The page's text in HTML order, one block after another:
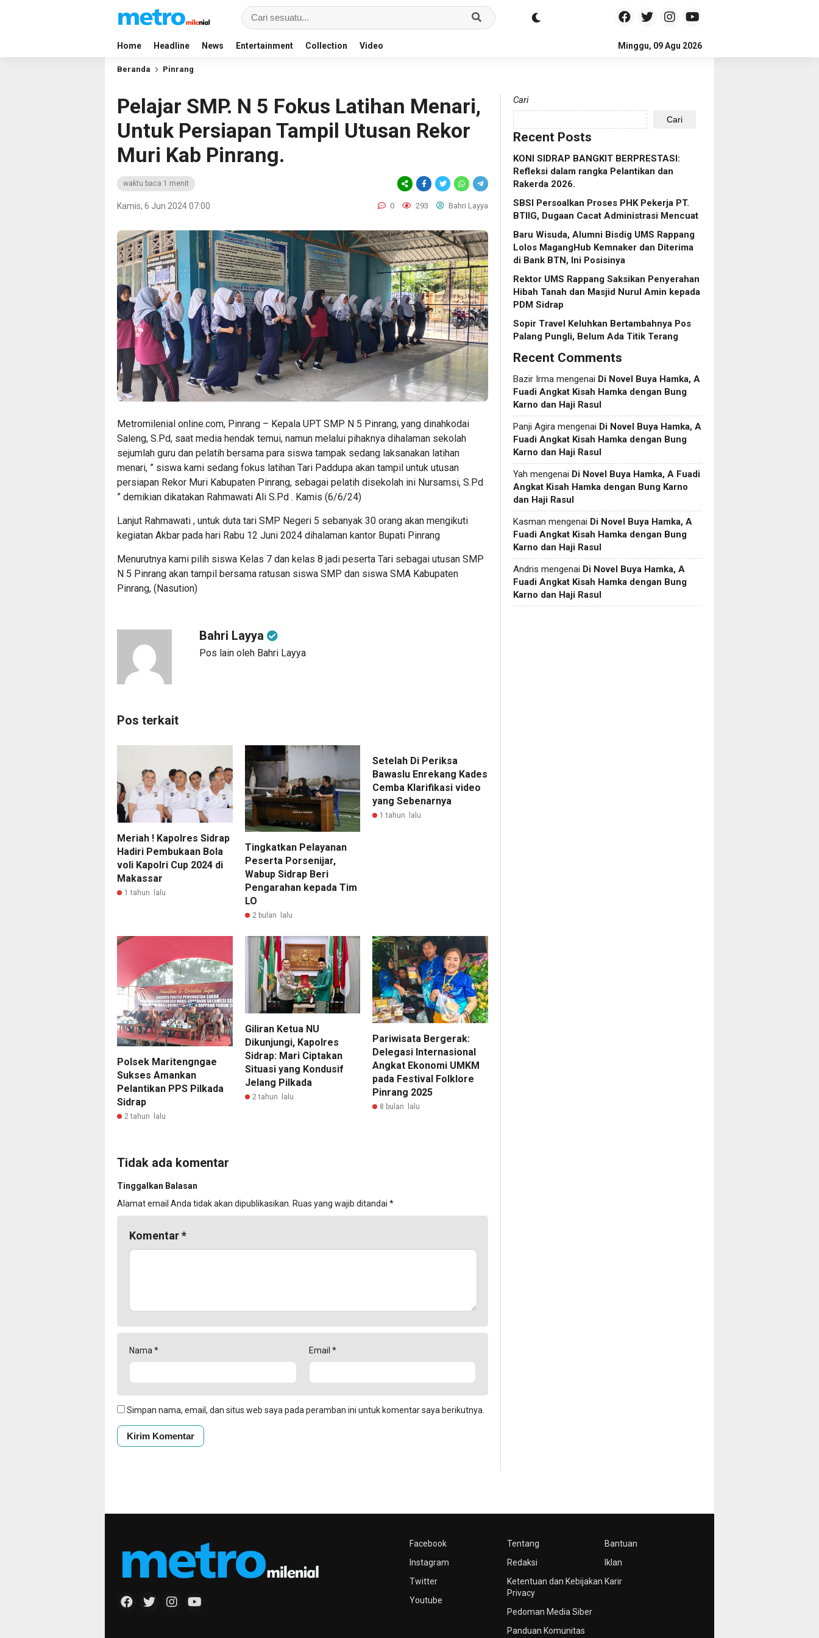
Home Headline News Entertainment Collection Video Minggu, 09 Agu 2026
Beranda Pinrang
Pelajar SMP. N 5 Fokus Latihan Menari,
Untuk Persiapan Tampil Utusan Rekor
Muri Kab Pinrang.
waktu baca 1 menit
Kamis, 6 Jun 2024 07:00 0 293 Bahri Layya
Metromilenial online.com, Pinrang – Kepala UPT SMP N 5 Pinrang, yang dinahkodai
Saleng, S.Pd, saat media hendak temui, namun melalui pihaknya dihalaman sekolah
sejumlah guru dan pelatih bersama para siswa tampak sedang laksanakan latihan
menari, ” siswa kami sedang fokus latihan Tari Paddupa akan tampil untuk utusan
persiapan Rekor Muri Kabupaten Pinrang, sebagai pelatih disekolah ini Nursamsi, S.Pd
” demikian dikatakan Rahmawati Ali S.Pd . Kamis (6/6/24)
Lanjut Rahmawati , untuk duta tari SMP Negeri 5 sebanyak 30 orang akan mengikuti
kegiatan Akbar pada hari Rabu 12 Juni 2024 dihalaman kantor Bupati Pinrang
Menurutnya kami pilih siswa Kelas 7 dan kelas 8 jadi peserta Tari sebagai utusan SMP
N 5 Pinrang akan tampil bersama ratusan siswa SMP dan siswa SMA Kabupaten
Pinrang, (Nasution)
Bahri Layya
Pos lain oleh Bahri Layya
Pos terkait
Meriah ! Kapolres Sidrap
Hadiri Pembukaan Bola
voli Kapolri Cup 2024 di
Makassar
1 tahun lalu
Tingkatkan Pelayanan
Peserta Porsenijar,
Wabup Sidrap Beri
Pengarahan kepada Tim
LO
2 bulan lalu
Setelah Di Periksa
Bawaslu Enrekang Kades
Cemba Klarifikasi video
yang Sebenarnya
1 tahun lalu
Polsek Maritengngae
Sukses Amankan
Pelantikan PPS Pilkada
Sidrap
2 tahun lalu
Giliran Ketua NU
Dikunjungi, Kapolres
Sidrap: Mari Ciptakan
Situasi yang Kondusif
Jelang Pilkada
2 tahun lalu
Pariwisata Bergerak:
Delegasi Internasional
Angkat Ekonomi UMKM
pada Festival Folklore
Pinrang 2025
8 bulan lalu
Tidak ada komentar
Tinggalkan Balasan
Alamat email Anda tidak akan dipublikasikan. Ruas yang wajib ditandai *
Komentar*
Nama * Email *
Simpan nama, email, dan situs web saya pada peramban ini untuk komentar saya berikutnya.
Cari
Cari
Recent Posts
KONI SIDRAP BANGKIT BERPRESTASI:
Refleksi dalam rangka Pelantikan dan
Rakerda 2026.
SBSI Persoalkan Proses PHK Pekerja PT.
BTIIG, Dugaan Cacat Administrasi Mencuat
Baru Wisuda, Alumni Bisdig UMS Rappang
Lolos MagangHub Kemnaker dan Diterima
di Bank BTN, Ini Posisinya
Rektor UMS Rappang Saksikan Penyerahan
Hibah Tanah dan Masjid Nurul Amin kepada
PDM Sidrap
Sopir Travel Keluhkan Bertambahnya Pos
Palang Pungli, Belum Ada Titik Terang
Recent Comments
Bazir Irma mengenai Di Novel Buya Hamka, A
Fuadi Angkat Kisah Hamka dengan Bung
Karno dan Haji Rasul
Panji Agira mengenai Di Novel Buya Hamka, A
Fuadi Angkat Kisah Hamka dengan Bung
Karno dan Haji Rasul
Yah mengenai Di Novel Buya Hamka, A Fuadi
Angkat Kisah Hamka dengan Bung Karno
dan Haji Rasul
Kasman mengenai Di Novel Buya Hamka, A
Fuadi Angkat Kisah Hamka dengan Bung
Karno dan Haji Rasul
Andris mengenai Di Novel Buya Hamka, A
Fuadi Angkat Kisah Hamka dengan Bung
Karno dan Haji Rasul
Facebook
Instagram
Twitter
Youtube
Tentang
Redaksi
Ketentuan dan Kebijakan
Privacy
Pedoman Media Siber
Panduan Komunitas
Bantuan
Iklan
Karir